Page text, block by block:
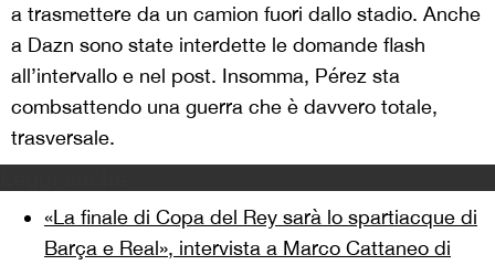
a trasmettere da un camion fuori dallo stadio. Anche
a Dazn sono state interdette le domande flash
all’intervallo e nel post. Insomma, Pérez sta
combsattendo una guerra che è davvero totale,
trasversale.
«La finale di Copa del Rey sarà lo spartiacque di
Barça e Real», intervista a Marco Cattaneo di